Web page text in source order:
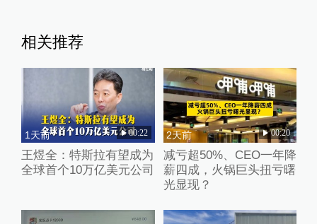
相关推荐
1天前 00:22
王煜全：特斯拉有望成为
全球首个10万亿美元公司
2天前 00:20
减亏超50%、CEO一年降
薪四成，火锅巨头扭亏曙
光显现？